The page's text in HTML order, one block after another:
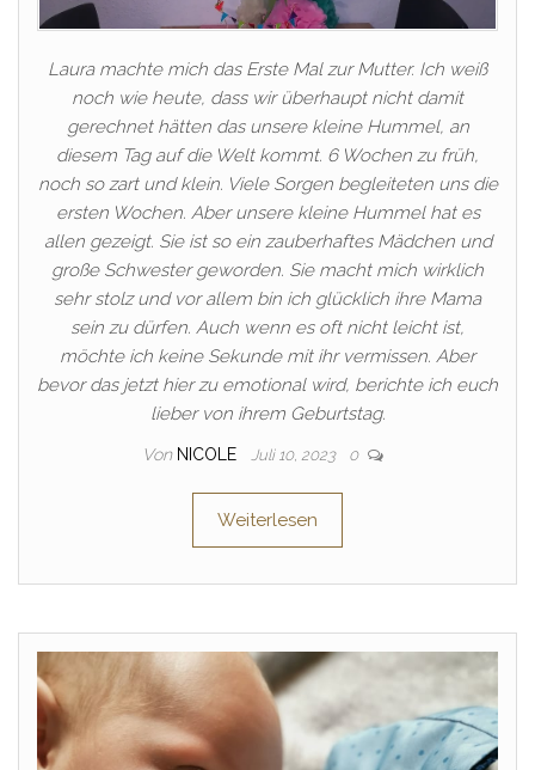
Laura machte mich das Erste Mal zur Mutter. Ich weiß
noch wie heute, dass wir überhaupt nicht damit
gerechnet hätten das unsere kleine Hummel, an
diesem Tag auf die Welt kommt. 6 Wochen zu früh,
noch so zart und klein. Viele Sorgen begleiteten uns die
ersten Wochen. Aber unsere kleine Hummel hat es
allen gezeigt. Sie ist so ein zauberhaftes Mädchen und
große Schwester geworden. Sie macht mich wirklich
sehr stolz und vor allem bin ich glücklich ihre Mama
sein zu dürfen. Auch wenn es oft nicht leicht ist,
möchte ich keine Sekunde mit ihr vermissen. Aber
bevor das jetzt hier zu emotional wird, berichte ich euch
lieber von ihrem Geburtstag.
Von NICOLE Juli 10, 2023 0
Weiterlesen